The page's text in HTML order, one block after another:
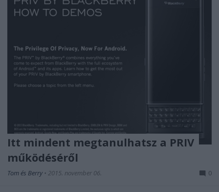
Itt mindent megtanulhatsz a PRIV
működéséről
Tom és Berry • 2015. november 06. 0